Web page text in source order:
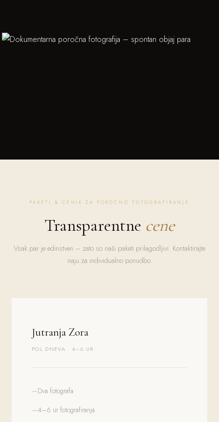
PAKETI & CENIK ZA POROČNO FOTOGRAFIRANJE
Transparentne cene
Vsak par je edinstven – zato so naši paketi prilagodljivi. Kontaktirajte
naju za individualno ponudbo.
Jutranja Zora
POL DNEVA · 4–6 UR
Dva fotografa
4–6 ur fotografiranja